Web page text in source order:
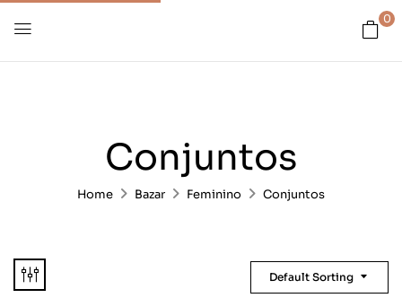
0
Conjuntos
Home Bazar Feminino Conjuntos
Default Sorting